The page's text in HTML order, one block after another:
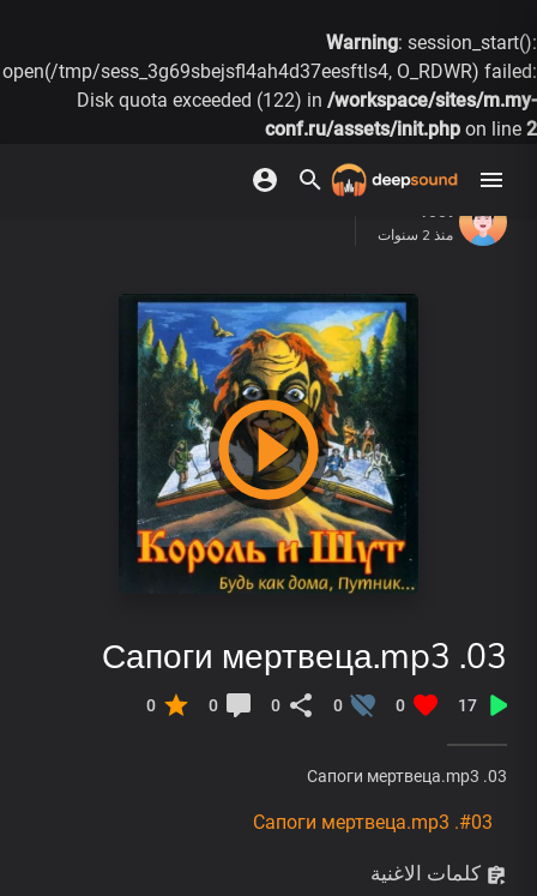
Warning: session_start():
open(/tmp/sess_3g69sbejsfl4ah4d37eesftls4, O_RDWR) failed:
Disk quota exceeded (122) in /workspace/sites/m.my-
conf.ru/assets/init.php on line 2
منذ 2 سنوات
03. Сапоги мертвеца.mp3
17
0
0
0
0
0
03. Сапоги мертвеца.mp3
#03. Сапоги мертвеца.mp3
كلمات الاغنية